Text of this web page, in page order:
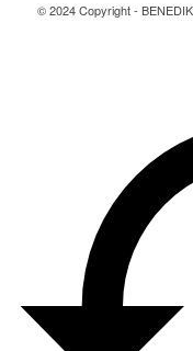
© 2024 Copyright -